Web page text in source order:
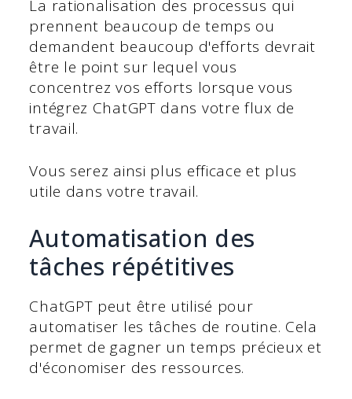
La rationalisation des processus qui
prennent beaucoup de temps ou
demandent beaucoup d'efforts devrait
être le point sur lequel vous
concentrez vos efforts lorsque vous
intégrez ChatGPT dans votre flux de
travail.
Vous serez ainsi plus efficace et plus
utile dans votre travail.
Automatisation des
tâches répétitives
ChatGPT peut être utilisé pour
automatiser les tâches de routine. Cela
permet de gagner un temps précieux et
d'économiser des ressources.